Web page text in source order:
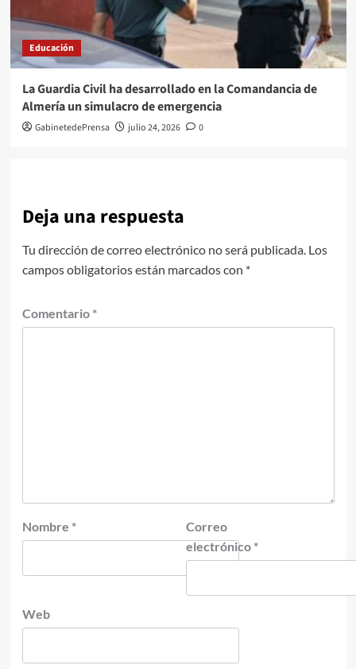
Educación
La Guardia Civil ha desarrollado en la Comandancia de
Almería un simulacro de emergencia
GabinetedePrensa julio 24, 2026 0
Deja una respuesta
Tu dirección de correo electrónico no será publicada. Los
campos obligatorios están marcados con *
Comentario *
Nombre *
Correo
electrónico *
Web